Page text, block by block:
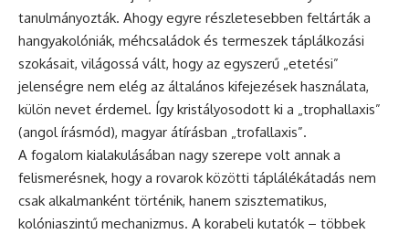
tanulmányozták. Ahogy egyre részletesebben feltárták a
hangyakolóniák, méhcsaládok és termeszek táplálkozási
szokásait, világossá vált, hogy az egyszerű „etetési”
jelenségre nem elég az általános kifejezések használata,
külön nevet érdemel. Így kristályosodott ki a „trophallaxis”
(angol írásmód), magyar átírásban „trofallaxis”.
A fogalom kialakulásában nagy szerepe volt annak a
felismerésnek, hogy a rovarok közötti táplálékátadás nem
csak alkalmanként történik, hanem szisztematikus,
kolóniaszintű mechanizmus. A korabeli kutatók – többek